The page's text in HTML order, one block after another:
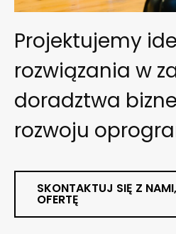
Projektujemy
rozwiązania w
doradztwa
rozwoju
SKONTAKTUJ SIĘ Z
OFERTĘ